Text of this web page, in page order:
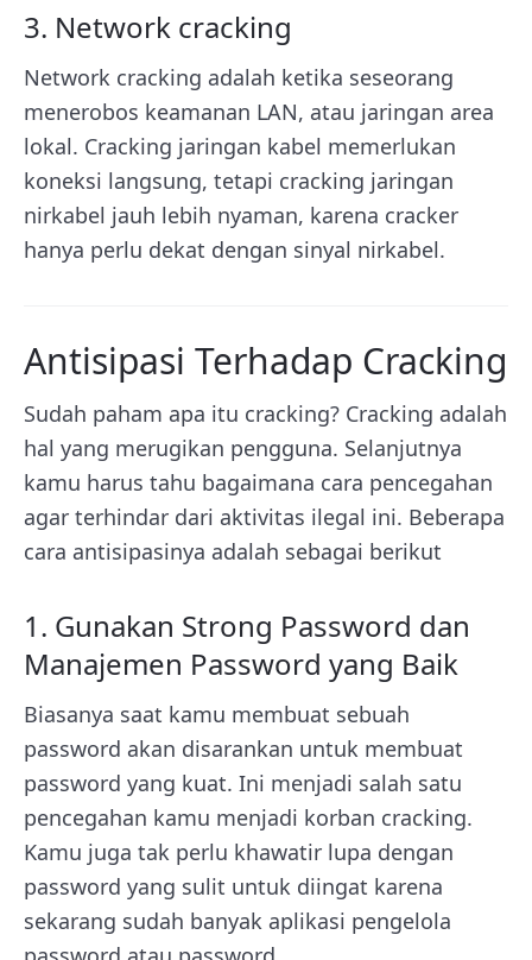
3. Network cracking
Network cracking adalah ketika seseorang
menerobos keamanan LAN, atau jaringan area
lokal. Cracking jaringan kabel memerlukan
koneksi langsung, tetapi cracking jaringan
nirkabel jauh lebih nyaman, karena cracker
hanya perlu dekat dengan sinyal nirkabel.
Antisipasi Terhadap Cracking
Sudah paham apa itu cracking? Cracking adalah
hal yang merugikan pengguna. Selanjutnya
kamu harus tahu bagaimana cara pencegahan
agar terhindar dari aktivitas ilegal ini. Beberapa
cara antisipasinya adalah sebagai berikut
1. Gunakan Strong Password dan
Manajemen Password yang Baik
Biasanya saat kamu membuat sebuah
password akan disarankan untuk membuat
password yang kuat. Ini menjadi salah satu
pencegahan kamu menjadi korban cracking.
Kamu juga tak perlu khawatir lupa dengan
password yang sulit untuk diingat karena
sekarang sudah banyak aplikasi pengelola